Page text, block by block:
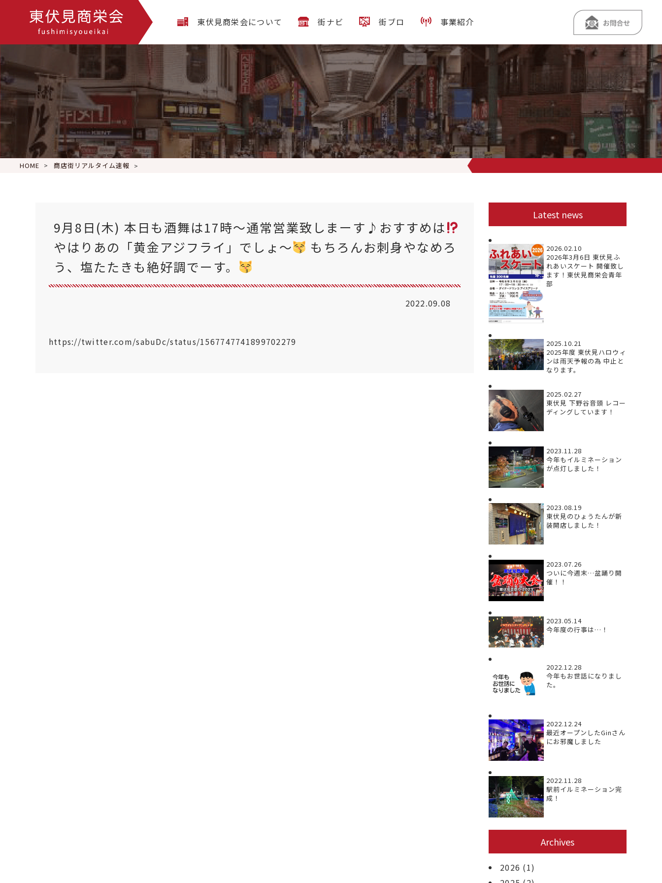
東伏見商栄会について 街ナビ 街ブロ 事業紹介
HOME 商店街リアルタイム速報 やはりあの「黄金アジフライ」でしょ〜
9月8日(木) 本日も酒舞は17時〜通常営業致しまーす♪おすすめは
やはりあの「黄金アジフライ」でしょ〜
もちろんお刺身やなめろ
う、塩たたきも絶好調でーす。
2022.09.08
https://twitter.com/sabuDc/status/1567747741899702279
Latest news
2026.02.10
2026年3月6日 東伏見ふ
れあいスケート 開催致し
ます！東伏見商栄会青年
部
2025.10.21
2025年度 東伏見ハロウィ
ンは雨天予報の為 中止と
なります。
2025.02.27
東伏見 下野谷音頭 レコー
ディングしています！
2023.11.28
今年もイルミネーション
が点灯しました！
2023.08.19
東伏見のひょうたんが新
装開店しました！
2023.07.26
ついに今週末…盆踊り開
催！！
2023.05.14
今年度の行事は…！
2022.12.28
今年もお世話になりまし
た。
2022.12.24
最近オープンしたGinさん
にお邪魔しました
2022.11.28
駅前イルミネーション完
成！
Archives
2026 (1)